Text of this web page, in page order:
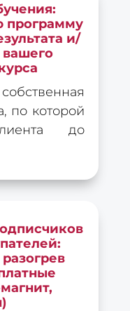
программу
и/
по которой
до